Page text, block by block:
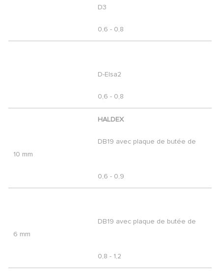
D3
0,6 - 0,8
D-Elsa2
0,6 - 0,8
HALDEX
DB19 avec plaque de butée de
10 mm
0,6 - 0,9
DB19 avec plaque de butée de
6 mm
0,8 - 1,2